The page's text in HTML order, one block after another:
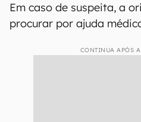
Em caso de suspeita, a
procurar por ajuda
CONTINUA APÓS